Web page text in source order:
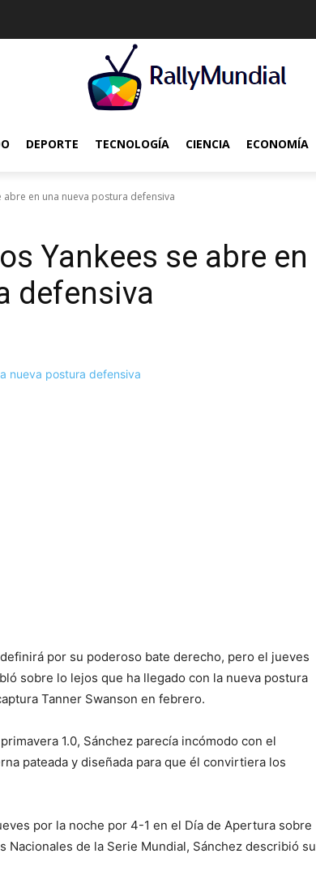
DEPORTE TECNOLOGÍA CIENCIA ECONOMÍA
abre en una nueva postura defensiva
Yankees se abre en
defensiva
por su poderoso bate derecho, pero el jueves
sobre lo lejos que ha llegado con la nueva postura
Tanner Swanson en febrero.
1.0, Sánchez parecía incómodo con el
pateada y diseñada para que él convirtiera los
por la noche por 4-1 en el Día de Apertura sobre
Nacionales de la Serie Mundial, Sánchez describió su